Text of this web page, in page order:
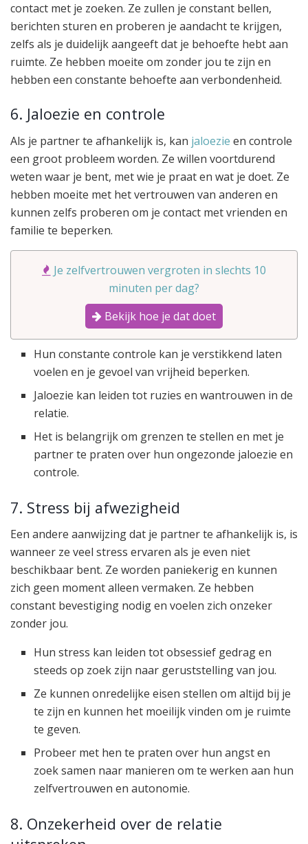
contact met je zoeken. Ze zullen je constant bellen,
berichten sturen en proberen je aandacht te krijgen,
zelfs als je duidelijk aangeeft dat je behoefte hebt aan
ruimte. Ze hebben moeite om zonder jou te zijn en
hebben een constante behoefte aan verbondenheid.
6. Jaloezie en controle
Als je partner te afhankelijk is, kan jaloezie en controle
een groot probleem worden. Ze willen voortdurend
weten waar je bent, met wie je praat en wat je doet. Ze
hebben moeite met het vertrouwen van anderen en
kunnen zelfs proberen om je contact met vrienden en
familie te beperken.
Je zelfvertrouwen vergroten in slechts 10
minuten per dag?
Bekijk hoe je dat doet
Hun constante controle kan je verstikkend laten
voelen en je gevoel van vrijheid beperken.
Jaloezie kan leiden tot ruzies en wantrouwen in de
relatie.
Het is belangrijk om grenzen te stellen en met je
partner te praten over hun ongezonde jaloezie en
controle.
7. Stress bij afwezigheid
Een andere aanwijzing dat je partner te afhankelijk is, is
wanneer ze veel stress ervaren als je even niet
beschikbaar bent. Ze worden paniekerig en kunnen
zich geen moment alleen vermaken. Ze hebben
constant bevestiging nodig en voelen zich onzeker
zonder jou.
Hun stress kan leiden tot obsessief gedrag en
steeds op zoek zijn naar geruststelling van jou.
Ze kunnen onredelijke eisen stellen om altijd bij je
te zijn en kunnen het moeilijk vinden om je ruimte
te geven.
Probeer met hen te praten over hun angst en
zoek samen naar manieren om te werken aan hun
zelfvertrouwen en autonomie.
8. Onzekerheid over de relatie